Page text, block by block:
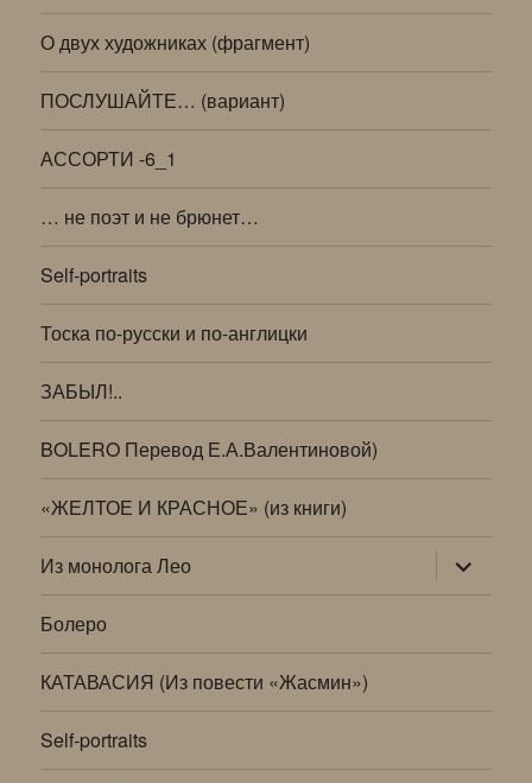
О двух художниках (фрагмент)
ПОСЛУШАЙТЕ… (вариант)
АССОРТИ -6_1
… не поэт и не брюнет…
Self-portraits
Тоска по-русски и по-англицки
ЗАБЫЛ!..
BOLERO Перевод Е.А.Валентиновой)
«ЖЕЛТОЕ И КРАСНОЕ» (из книги)
Из монолога Лео раскрыть
дочернее
меню
Болеро
КАТАВАСИЯ (Из повести «Жасмин»)
Self-portraits